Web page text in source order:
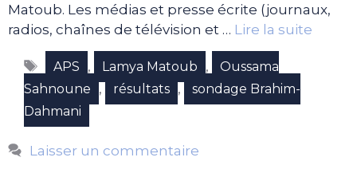
Matoub. Les médias et presse écrite (journaux,
radios, chaînes de télévision et … Lire la suite
Étiquettes
APS , Lamya Matoub ,
Oussama
Sahnoune
, résultats ,
sondage Brahim-
Dahmani
Laisser un commentaire